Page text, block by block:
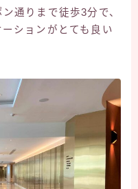
通りまで徒歩3分で、
ションがとても良い